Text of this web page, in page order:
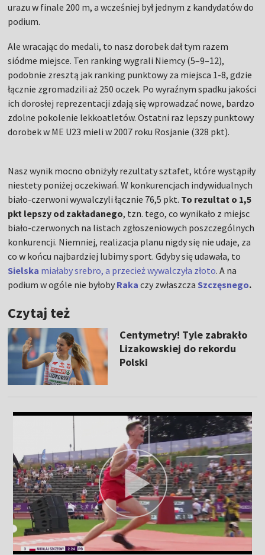
urazu w finale 200 m, a wcześniej był jednym z kandydatów do
podium.
Ale wracając do medali, to nasz dorobek dał tym razem
siódme miejsce. Ten ranking wygrali Niemcy (5–9–12),
podobnie zresztą jak ranking punktowy za miejsca 1-8, gdzie
łącznie zgromadzili aż 250 oczek. Po wyraźnym spadku jakości
ich dorosłej reprezentacji zdają się wprowadzać nowe, bardzo
zdolne pokolenie lekkoatletów. Ostatni raz lepszy punktowy
dorobek w ME U23 mieli w 2007 roku Rosjanie (328 pkt).
Nasz wynik mocno obniżyły rezultaty sztafet, które wystąpiły
niestety poniżej oczekiwań. W konkurencjach indywidualnych
biało-czerwoni wywalczyli łącznie 76,5 pkt. To rezultat o 1,5
pkt lepszy od zakładanego, tzn. tego, co wynikało z miejsc
biało-czerwonych na listach zgłoszeniowych poszczególnych
konkurencji. Niemniej, realizacja planu nigdy się nie udaje, za
co w końcu najbardziej lubimy sport. Gdyby się udawała, to
Sielska miałaby srebro, a przecież wywalczyła złoto. A na
podium w ogóle nie byłoby Raka czy zwłaszcza Szczęsnego.
Czytaj też
Centymetry! Tyle zabrakło
Lizakowskiej do rekordu
Polski